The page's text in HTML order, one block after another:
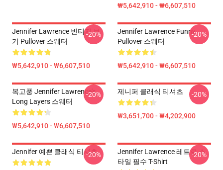
₩5,642,910 - ₩6,607,510
Jennifer Lawrence 빈티지 보
기 Pullover 스웨터
₩5,642,910 - ₩6,607,510
-20%
Jennifer Lawrence Funny
Pullover 스웨터
₩5,642,910 - ₩6,607,510
-20%
복고풍 Jennifer Lawrence's
Long Layers 스웨터
₩5,642,910 - ₩6,607,510
-20% 제니퍼 클래식 티셔츠
₩3,651,700 - ₩4,202,900
-20%
Jennifer 예쁜 클래식 티셔츠
-20%
Jennifer Lawrence 레트로 스
타일 필수 T-Shirt
-20%